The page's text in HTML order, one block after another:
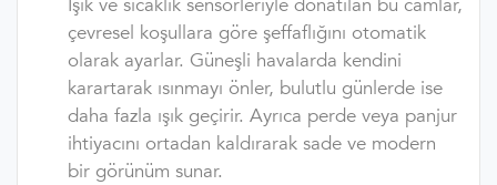
çevresel koşullara göre şeffaflığını otomatik
olarak ayarlar. Güneşli havalarda kendini
karartarak ısınmayı önler, bulutlu günlerde ise
daha fazla ışık geçirir. Ayrıca perde veya panjur
ihtiyacını ortadan kaldırarak sade ve modern
bir görünüm sunar.